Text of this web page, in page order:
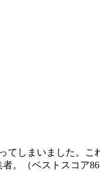
てしまいました。
。（ベストスコア86